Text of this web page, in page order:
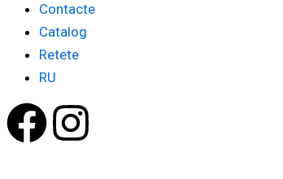
Contacte
Catalog
Retete
RU
F I